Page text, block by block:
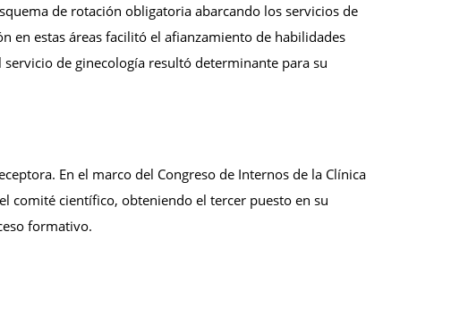
de rotación obligatoria abarcando los servicios de
en estas áreas facilitó el afianzamiento de habilidades
de ginecología resultó determinante para su
En el marco del Congreso de Internos de la Clínica
comité científico, obteniendo el tercer puesto en su
formativo.